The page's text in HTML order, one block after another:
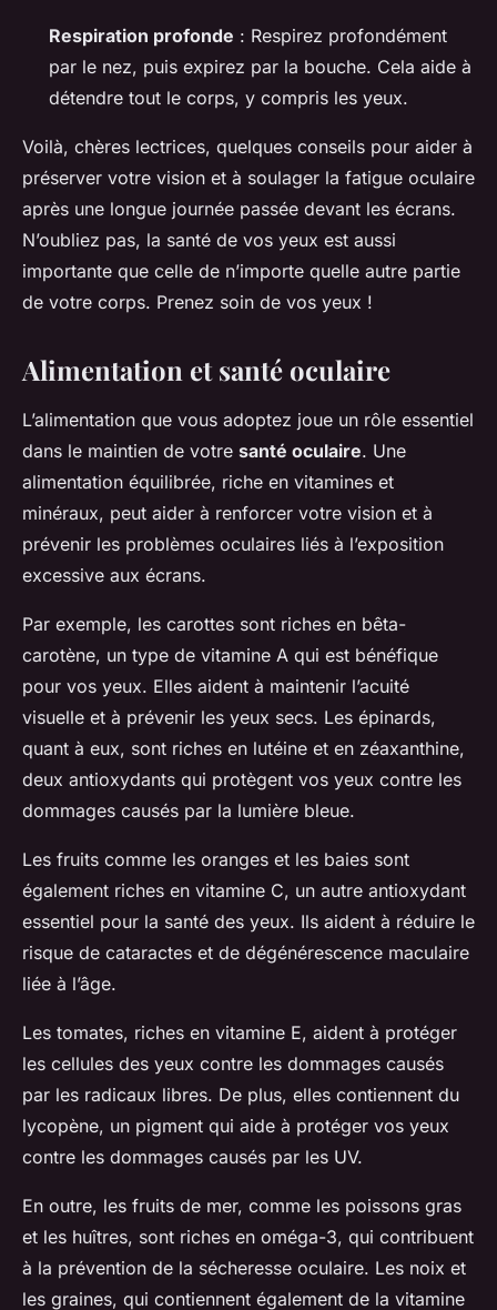
Respiration profonde : Respirez profondément
par le nez, puis expirez par la bouche. Cela aide à
détendre tout le corps, y compris les yeux.
Voilà, chères lectrices, quelques conseils pour aider à
préserver votre vision et à soulager la fatigue oculaire
après une longue journée passée devant les écrans.
N’oubliez pas, la santé de vos yeux est aussi
importante que celle de n’importe quelle autre partie
de votre corps. Prenez soin de vos yeux !
Alimentation et santé oculaire
L’alimentation que vous adoptez joue un rôle essentiel
dans le maintien de votre santé oculaire. Une
alimentation équilibrée, riche en vitamines et
minéraux, peut aider à renforcer votre vision et à
prévenir les problèmes oculaires liés à l’exposition
excessive aux écrans.
Par exemple, les carottes sont riches en bêta-
carotène, un type de vitamine A qui est bénéfique
pour vos yeux. Elles aident à maintenir l’acuité
visuelle et à prévenir les yeux secs. Les épinards,
quant à eux, sont riches en lutéine et en zéaxanthine,
deux antioxydants qui protègent vos yeux contre les
dommages causés par la lumière bleue.
Les fruits comme les oranges et les baies sont
également riches en vitamine C, un autre antioxydant
essentiel pour la santé des yeux. Ils aident à réduire le
risque de cataractes et de dégénérescence maculaire
liée à l’âge.
Les tomates, riches en vitamine E, aident à protéger
les cellules des yeux contre les dommages causés
par les radicaux libres. De plus, elles contiennent du
lycopène, un pigment qui aide à protéger vos yeux
contre les dommages causés par les UV.
En outre, les fruits de mer, comme les poissons gras
et les huîtres, sont riches en oméga-3, qui contribuent
à la prévention de la sécheresse oculaire. Les noix et
les graines, qui contiennent également de la vitamine